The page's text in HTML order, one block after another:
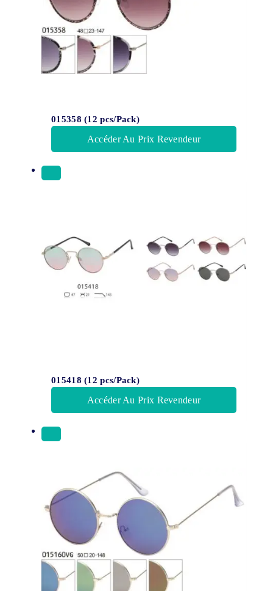
015358 (12 pcs/Pack)
Accéder Au Prix Revendeur
015418 (12 pcs/Pack)
Accéder Au Prix Revendeur